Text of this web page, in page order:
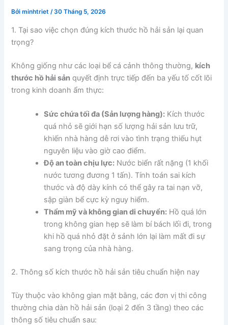
Bởiminhtriet/30 Tháng 5, 2026
1. Tại sao việc chọn đúng kích thước hồ hải sản lại quan
trọng?
Không giống như các loại bể cá cảnh thông thường, kích
thước hồ hải sản quyết định trực tiếp đến ba yếu tố cốt lõi
trong kinh doanh ẩm thực:
Sức chứa tối đa (Sản lượng hàng): Kích thước
quá nhỏ sẽ giới hạn số lượng hải sản lưu trữ,
khiến nhà hàng dễ rơi vào tình trạng thiếu hụt
nguyên liệu vào giờ cao điểm.
Độ an toàn chịu lực: Nước biển rất nặng (1 khối
nước tương đương 1 tấn). Tính toán sai kích
thước và độ dày kính có thể gây ra tai nạn vỡ,
sập giàn bể cực kỳ nguy hiểm.
Thẩm mỹ và không gian di chuyển: Hồ quá lớn
trong không gian hẹp sẽ làm bí bách lối đi, trong
khi hồ quá nhỏ đặt ở sảnh lớn lại làm mất đi sự
sang trọng của nhà hàng.
2. Thông số kích thước hồ hải sản tiêu chuẩn hiện nay
Tùy thuộc vào không gian mặt bằng, các đơn vị thi công
thường chia dàn hồ hải sản (loại 2 đến 3 tầng) theo các
thông số tiêu chuẩn sau: